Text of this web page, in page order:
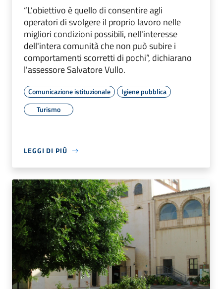
“L’obiettivo è quello di consentire agli
operatori di svolgere il proprio lavoro nelle
migliori condizioni possibili, nell'interesse
dell'intera comunità che non può subire i
comportamenti scorretti di pochi”, dichiarano
l'assessore Salvatore Vullo.
Comunicazione istituzionale
Igiene pubblica
Turismo
LEGGI DI PIÙ